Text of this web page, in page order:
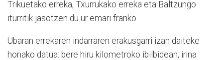
Trikuetako erreka, Txurrukako erreka eta Baltzungo
iturritik jasotzen du ur emari franko.
Ubaran errekaren indarraren erakusgarri izan daiteke
honako datua: bere hiru kilometroko ibilbidean, irina